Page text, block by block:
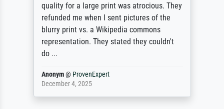
quality for a large print was atrocious. They
refunded me when I sent pictures of the
blurry print vs. a Wikipedia commons
representation. They stated they couldn't
do ...
Anonym@ ProvenExpert
December 4, 2025